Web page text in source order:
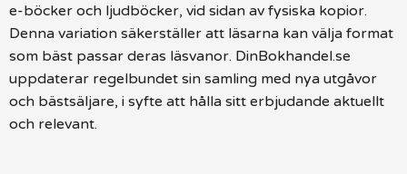
e-böcker och ljudböcker, vid sidan av fysiska kopior.
Denna variation säkerställer att läsarna kan välja format
som bäst passar deras läsvanor. DinBokhandel.se
uppdaterar regelbundet sin samling med nya utgåvor
och bästsäljare, i syfte att hålla sitt erbjudande aktuellt
och relevant.